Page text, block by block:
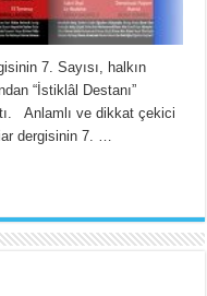
7. Sayısı, halkın
“İstiklâl Destanı”
Anlamlı ve dikkat çekici
dergisinin 7. …